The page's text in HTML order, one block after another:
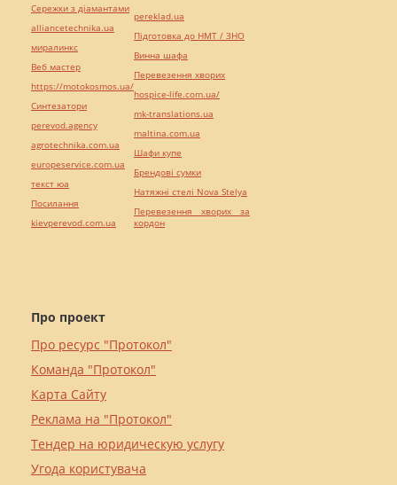
Про проект
Про ресурс "Протокол"
Команда "Протокол"
Карта Сайту
Реклама на "Протокол"
Тендер на юридическую услугу
Угода користувача
Сережки з діамантами
alliancetechnika.ua
миралинкс
Веб мастер
https://motokosmos.ua/
Синтезатори
perevod.agency
agrotechnika.com.ua
europeservice.com.ua
текст юа
Посилання
kievperevod.com.ua
pereklad.ua
Підготовка до НМТ / ЗНО
Винна шафа
Перевезення хворих
hospice-life.com.ua/
mk-translations.ua
maltina.com.ua
Шафи купе
Брендові сумки
Натяжні стелі Nova Stelya
Перевезення хворих за
кордон